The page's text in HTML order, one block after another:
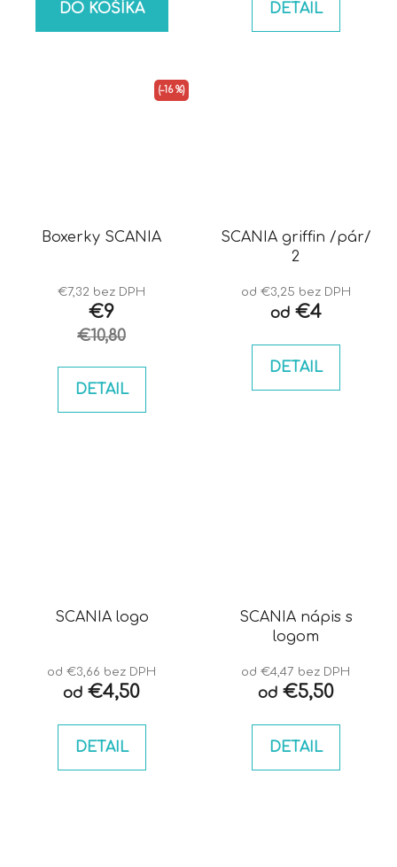
DO KOŠÍKA DETAIL
Boxerky SCANIA
€7,32 bez DPH
€9
€10,80
(–16 %)
DETAIL
SCANIA griffin /pár/
2
od €3,25 bez DPH
od€4
DETAIL
SCANIA logo
od €3,66 bez DPH
od €4,50
DETAIL
SCANIA nápis s
logom
od €4,47 bez DPH
od€5,50
DETAIL